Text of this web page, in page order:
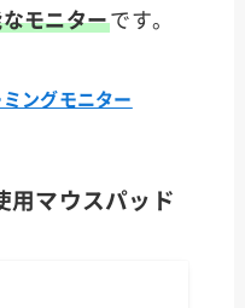
モニターです。
ングモニター
用マウスパッド